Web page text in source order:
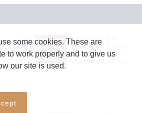
JASRAC許諾番号：
9024936001Y45037
JASRAC許諾番号：
some cookies. These are
to work properly and to give us
our site is used.